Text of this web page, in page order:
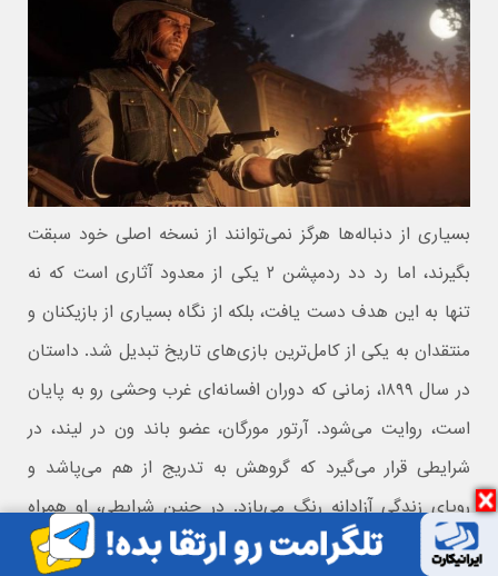
بسیاری از دنباله‌ها هرگز نمی‌توانند از نسخه اصلی خود سبقت
بگیرند، اما رد دد ردمپشن ۲ یکی از معدود آثاری است که نه‌
تنها به این هدف دست یافت، بلکه از نگاه بسیاری از بازیکنان و
منتقدان به یکی از کامل‌ترین بازی‌های تاریخ تبدیل شد. داستان
در سال ۱۸۹۹، زمانی که دوران افسانه‌ای غرب وحشی رو به پایان
است، روایت می‌شود. آرتور مورگان، عضو باند ون در لیند، در
شرایطی قرار می‌گیرد که گروهش به‌ تدریج از هم می‌پاشد و
رویای زندگی آزادانه رنگ می‌بازد. در چنین شرایطی، او همراه
یاران باقی‌مانده‌اش آخرین تلاش خود را برای بقا و یافتن